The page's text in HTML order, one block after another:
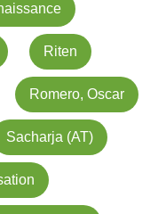
Riten
Romero, Oscar
Sacharja (AT)